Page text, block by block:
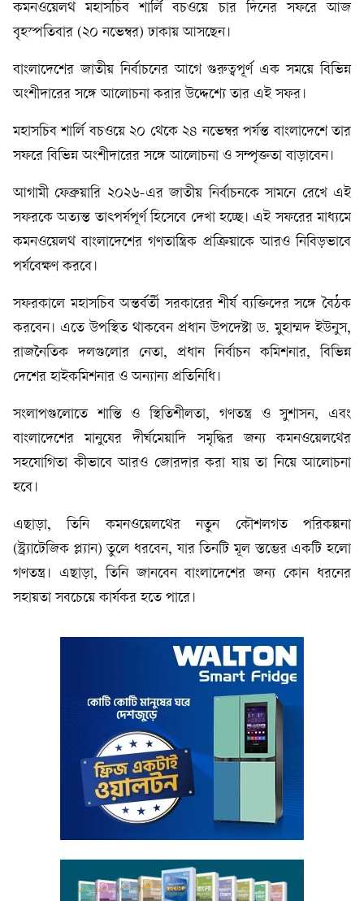
কমনওয়েলথ মহাসচিব শার্লি বচওয়ে চার দিনের সফরে আজ
বৃহস্পতিবার (২০ নভেম্বর) ঢাকায় আসছেন।
বাংলাদেশের জাতীয় নির্বাচনের আগে গুরুত্বপূর্ণ এক সময়ে বিভিন্ন
অংশীদারের সঙ্গে আলোচনা করার উদ্দেশ্যে তার এই সফর।
মহাসচিব শার্লি বচওয়ে ২০ থেকে ২৪ নভেম্বর পর্যন্ত বাংলাদেশে তার
সফরে বিভিন্ন অংশীদারের সঙ্গে আলোচনা ও সম্পৃক্ততা বাড়াবেন।
আগামী ফেব্রুয়ারি ২০২৬-এর জাতীয় নির্বাচনকে সামনে রেখে এই
সফরকে অত্যন্ত তাৎপর্যপূর্ণ হিসেবে দেখা হচ্ছে। এই সফরের মাধ্যমে
কমনওয়েলথ বাংলাদেশের গণতান্ত্রিক প্রক্রিয়াকে আরও নিবিড়ভাবে
পর্যবেক্ষণ করবে।
সফরকালে মহাসচিব অন্তর্বর্তী সরকারের শীর্ষ ব্যক্তিদের সঙ্গে বৈঠক
করবেন। এতে উপস্থিত থাকবেন প্রধান উপদেষ্টা ড. মুহাম্মদ ইউনুস,
রাজনৈতিক দলগুলোর নেতা, প্রধান নির্বাচন কমিশনার, বিভিন্ন
দেশের হাইকমিশনার ও অন্যান্য প্রতিনিধি।
সংলাপগুলোতে শান্তি ও স্থিতিশীলতা, গণতন্ত্র ও সুশাসন, এবং
বাংলাদেশের মানুষের দীর্ঘমেয়াদি সমৃদ্ধির জন্য কমনওয়েলথের
সহযোগিতা কীভাবে আরও জোরদার করা যায় তা নিয়ে আলোচনা
হবে।
এছাড়া, তিনি কমনওয়েলথের নতুন কৌশলগত পরিকল্পনা
(স্ট্র্যাটেজিক প্ল্যান) তুলে ধরবেন, যার তিনটি মূল স্তম্ভের একটি হলো
গণতন্ত্র। এছাড়া, তিনি জানবেন বাংলাদেশের জন্য কোন ধরনের
সহায়তা সবচেয়ে কার্যকর হতে পারে।